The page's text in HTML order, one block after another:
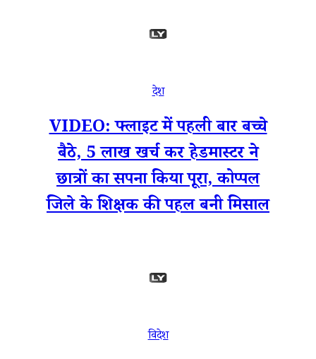
देश
VIDEO: फ्लाइट में पहली बार बच्चे
बैठे, 5 लाख खर्च कर हेडमास्टर ने
छात्रों का सपना किया पूरा, कोप्पल
जिले के शिक्षक की पहल बनी मिसाल
विदेश